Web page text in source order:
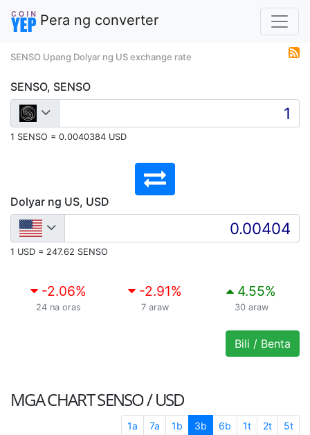
Pera ng converter
SENSO Upang Dolyar ng US exchange rate
SENSO, SENSO
1 SENSO = 0.0040384 USD
Dolyar ng US, USD
1 USD = 247.62 SENSO
-2.06%
24 na oras
-2.91%
7 araw
4.55%
30 araw
Bili / Benta
MGA CHARTSENSO / USD
1a 7a 1b 3b 6b 1t 2t 5t